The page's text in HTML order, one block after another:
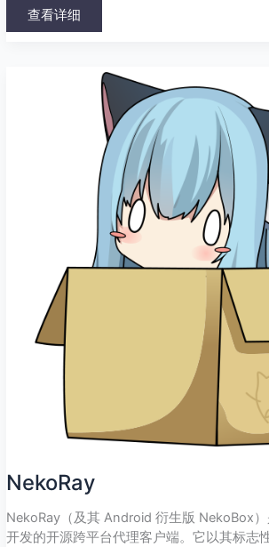
查看详细
NekoRay
NekoRay（及其 Android 衍生版 NekoBox
开发的开源跨平台代理客户端。它以其标志